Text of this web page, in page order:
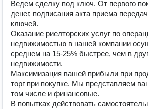
‌Ведем сделку под ключ. От первого
денег, подписания акта приема
ключей.
Оказание риелторских услуг по
недвижимостью в нашей компании
среднем на 15-25% быстрее, чем в
недвижимости.
Максимизация вашей прибыли при
торг при покупке. Мы представляем
том числе и финансовые.
В попытках действовать